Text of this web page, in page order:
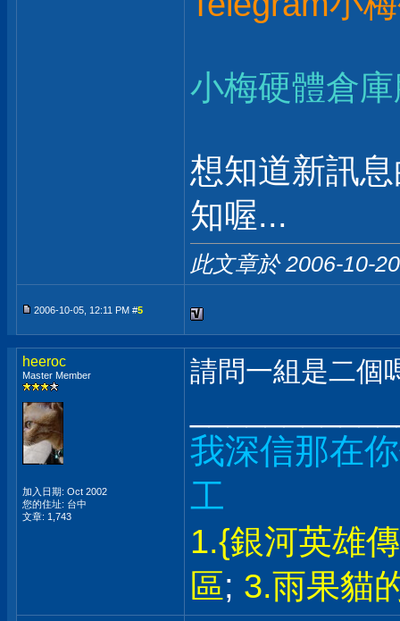
小梅硬體倉
想知道新訊
知喔...
此文章於 2006-10-
2006-10-05, 12:11 PM #5
heeroc
Master Member
加入日期: Oct 2002
您的住址: 台中
文章: 1,743
請問一組是二個
我深信那在
工
1.{銀河英雄
區; 3.雨果貓